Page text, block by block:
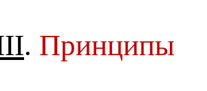
. Принципы